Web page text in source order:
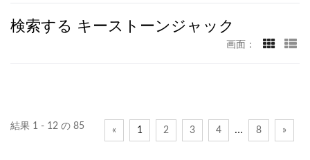
検索する キーストーンジャック
画面：
結果 1 - 12 の 85 « 1 2 3 4 … 8 »